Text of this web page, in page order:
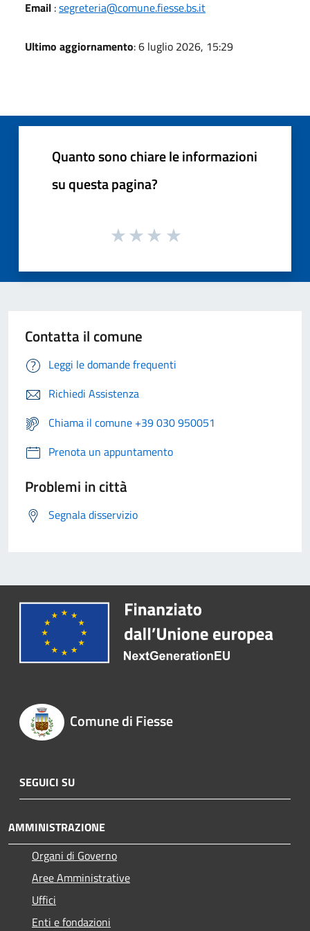
Email :segreteria@comune.fiesse.bs.it
Ultimo aggiornamento: 6 luglio 2026, 15:29
Quanto sono chiare le informazioni
su questa pagina?
Contatta il comune
Leggi le domande frequenti
Richiedi Assistenza
Chiama il comune +39 030 950051
Prenota un appuntamento
Problemi in città
Segnala disservizio
Comune di Fiesse
SEGUICI SU
AMMINISTRAZIONE
Organi di Governo
Aree Amministrative
Uffici
Enti e fondazioni